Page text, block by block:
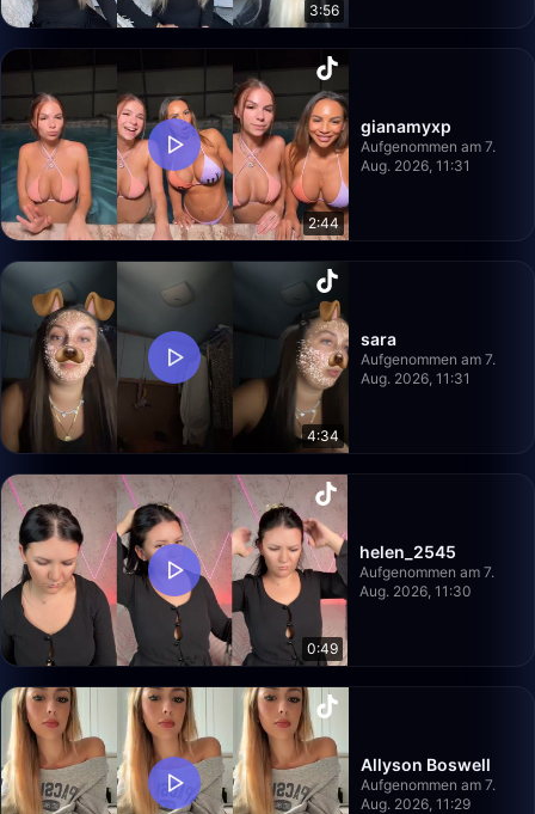
3:56
2:44
gianamyxp
Aufgenommen am 7.
Aug. 2026, 11:31
4:34
sara
Aufgenommen am 7.
Aug. 2026, 11:31
0:49
helen_2545
Aufgenommen am 7.
Aug. 2026, 11:30
Allyson Boswell
Aufgenommen am 7.
Aug. 2026, 11:29